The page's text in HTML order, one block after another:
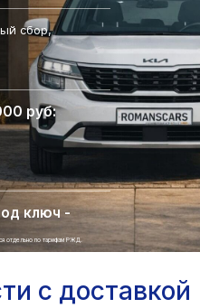
сбор,
руб:
ключ -
отдельно по тарифам РЖД.
с доставкой